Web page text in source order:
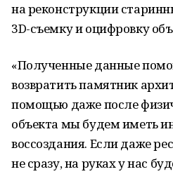
на реконструкции
3D-съемку и оцифровку
«Полученные данные
возвратить памятник
помощью даже после
объекта мы будем иметь
воссоздания. Если даже
не сразу, на руках у нас